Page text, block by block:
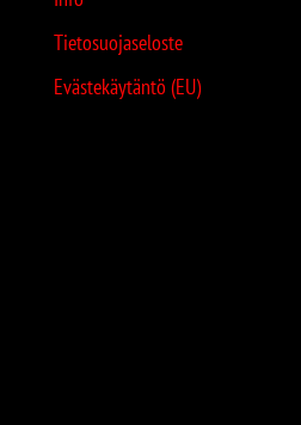
Tietosuojaseloste
Evästekäytäntö (EU)